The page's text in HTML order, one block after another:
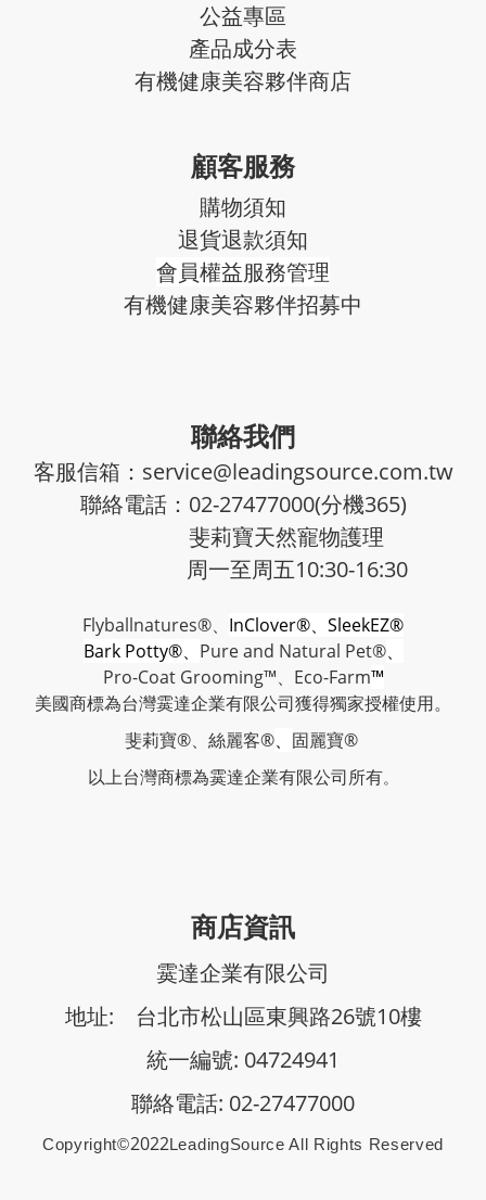
公益專區
產品成分表
有機健康美容夥伴商店
顧客服務
購物須知
退貨退款須知
會員權益服務管理
有機健康美容夥伴招募中
聯絡我們
客服信箱：service@leadingsource.com.tw
聯絡電話：02-27477000(分機365)
斐莉寶天然寵物護理
周一至周五10:30-16:30
Flyballnatures®、 InClover®、SleekEZ®
Bark Potty®、 Pure and Natural Pet®、
Pro-Coat Grooming™、 Eco-Farm™
美國商標為台灣霙達企業有限公司獲得獨家授權使用。
斐莉寶®、絲麗客®、 固麗寶®
以上台灣商標為霙達企業有限公司所有。
商店資訊
霙達企業有限公司
地址: 台北市松山區東興路26號10樓
統一編號: 04724941
聯絡電話: 02-27477000
Copyright©2022LeAdingSource All Rights Reserved